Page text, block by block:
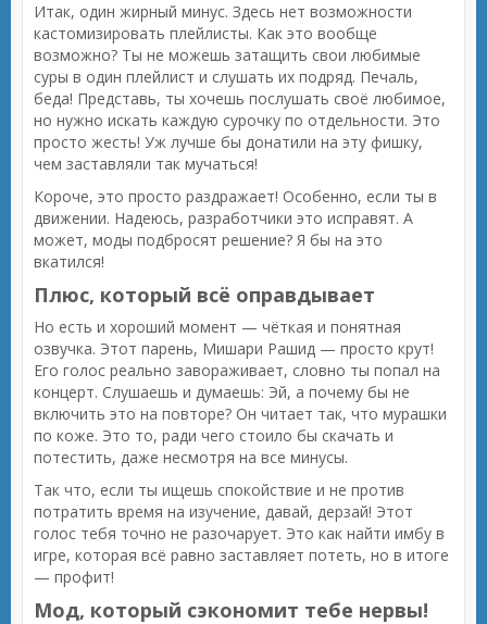
Итак, один жирный минус. Здесь нет возможности
кастомизировать плейлисты. Как это вообще
возможно? Ты не можешь затащить свои любимые
суры в один плейлист и слушать их подряд. Печаль,
беда! Представь, ты хочешь послушать своё любимое,
но нужно искать каждую сурочку по отдельности. Это
просто жесть! Уж лучше бы донатили на эту фишку,
чем заставляли так мучаться!
Короче, это просто раздражает! Особенно, если ты в
движении. Надеюсь, разработчики это исправят. А
может, моды подбросят решение? Я бы на это
вкатился!
Плюс, который всё оправдывает
Но есть и хороший момент — чёткая и понятная
озвучка. Этот парень, Мишари Рашид — просто крут!
Его голос реально завораживает, словно ты попал на
концерт. Слушаешь и думаешь: Эй, а почему бы не
включить это на повторе? Он читает так, что мурашки
по коже. Это то, ради чего стоило бы скачать и
потестить, даже несмотря на все минусы.
Так что, если ты ищешь спокойствие и не против
потратить время на изучение, давай, дерзай! Этот
голос тебя точно не разочарует. Это как найти имбу в
игре, которая всё равно заставляет потеть, но в итоге
— профит!
Мод, который сэкономит тебе нервы!